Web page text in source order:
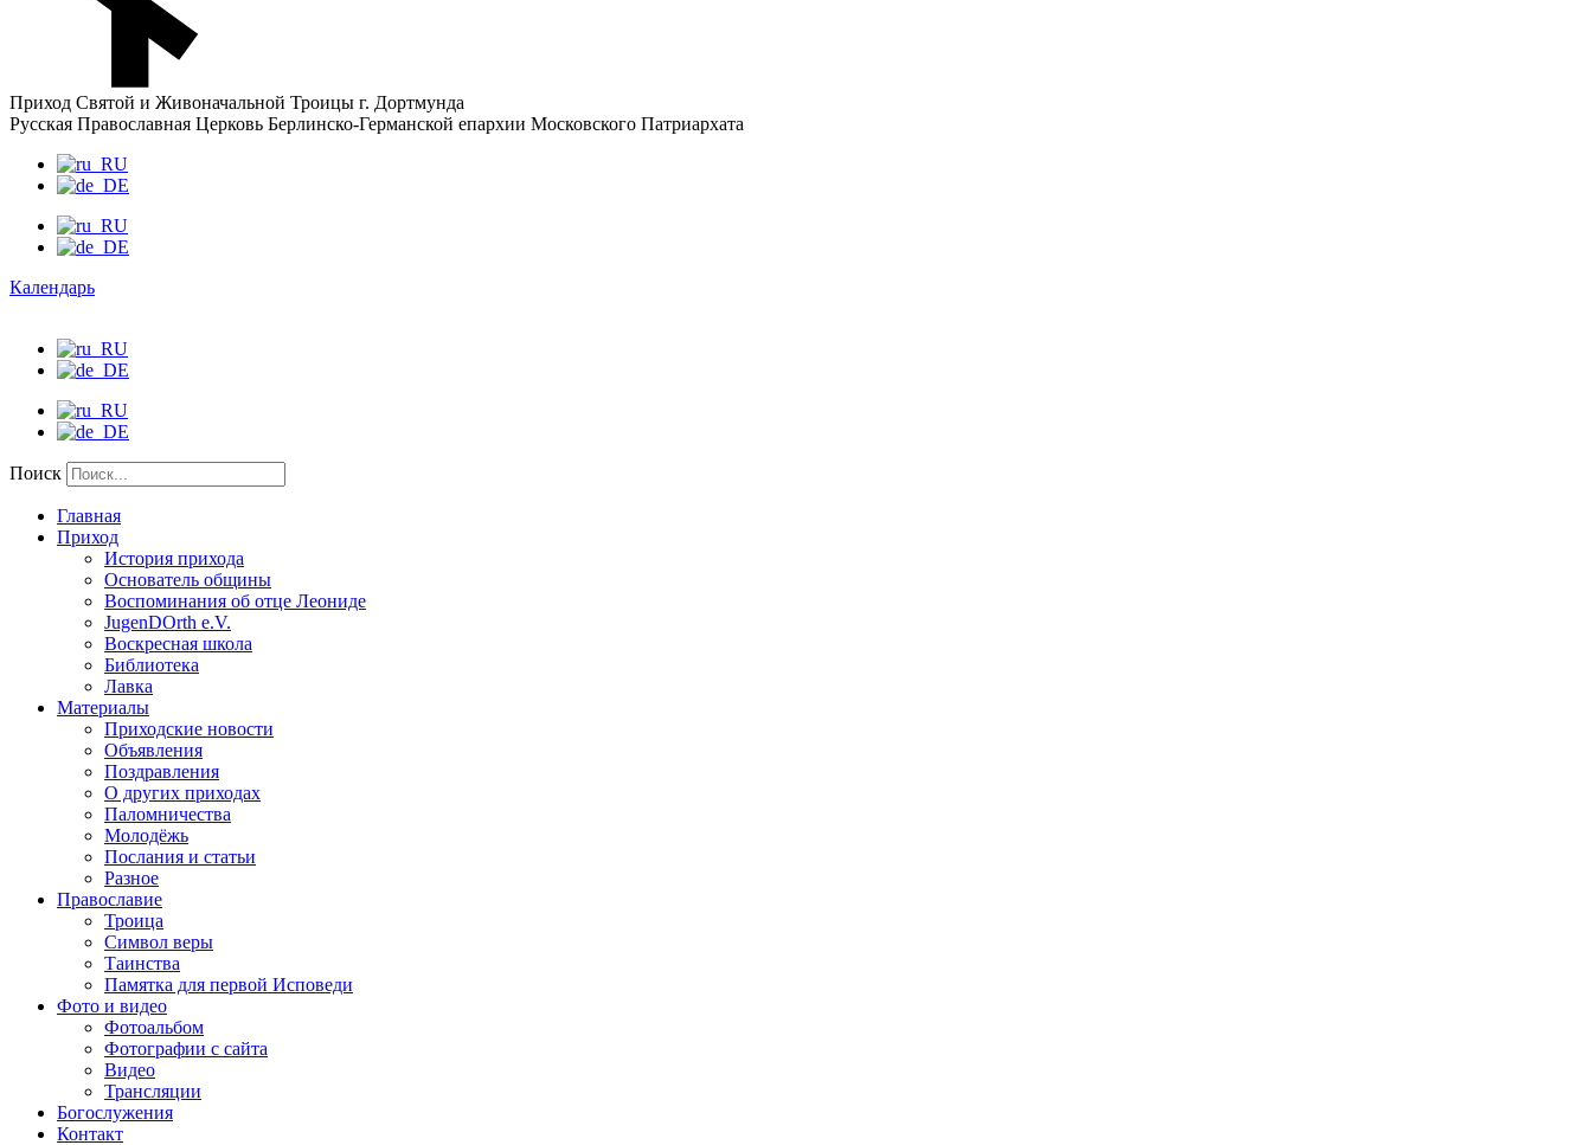
Приход Святой и Живоначальной Троицы г. Дортмунда
Русская Православная Церковь Берлинско-Германской епархии Московского Патриархата
Календарь
Поиск
Главная
Приход
История прихода
Основатель общины
Воспоминания об отце Леониде
JugenDOrth e.V.
Воскресная школа
Библиотека
Лавка
Материалы
Приходские новости
Объявления
Поздравления
О других приходах
Паломничества
Молодёжь
Послания и статьи
Разное
Православие
Троица
Символ веры
Таинства
Памятка для первой Исповеди
Фото и видео
Фотоальбом
Фотографии с сайта
Видео
Трансляции
Богослужения
Контакт